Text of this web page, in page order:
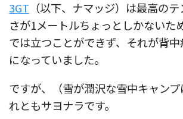
3GT （以下、ナマッジ）は最高の
さが1メートルちょっとしかないた
では立つことができず、それが背
になっていました。
ですが、（雪が潤沢な雪中キャン
れともサヨナラです。